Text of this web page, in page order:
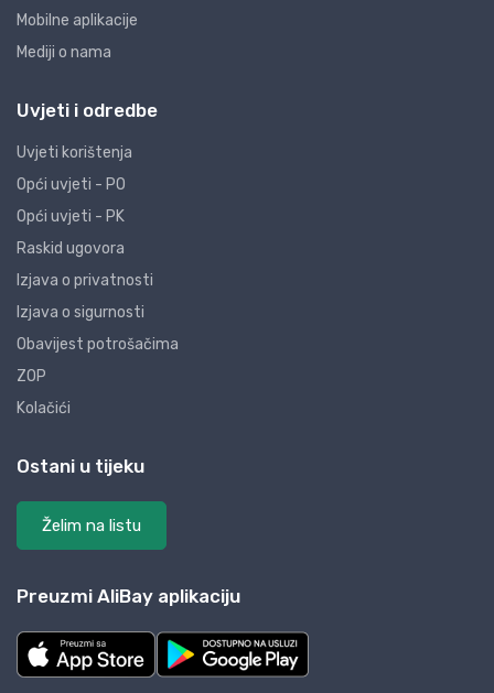
Mobilne aplikacije
Mediji o nama
Uvjeti i odredbe
Uvjeti korištenja
Opći uvjeti - PO
Opći uvjeti - PK
Raskid ugovora
Izjava o privatnosti
Izjava o sigurnosti
Obavijest potrošačima
ZOP
Kolačići
Ostani u tijeku
Želim na listu
Preuzmi AliBay aplikaciju